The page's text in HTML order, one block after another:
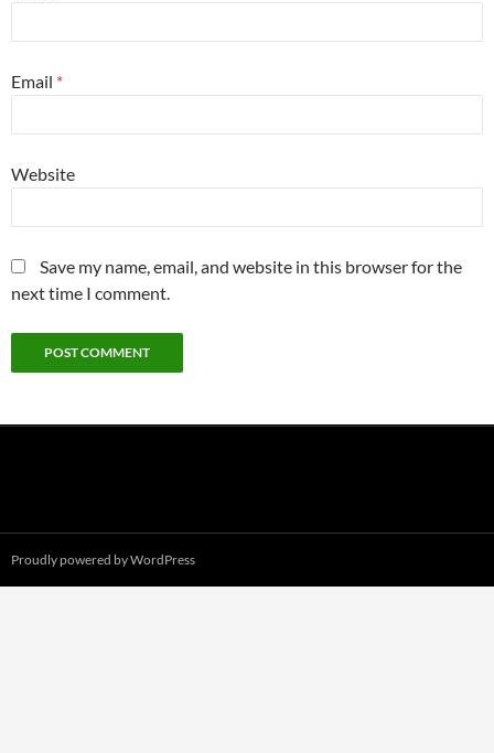
Email *
Website
Save my name, email, and website in this browser for the
next time I comment.
Proudly powered by WordPress